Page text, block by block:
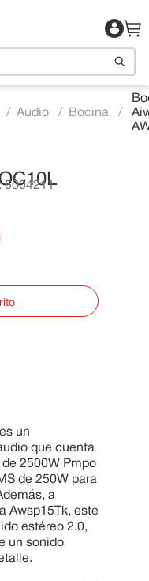
Audio Bocina
:5004211
un
que cuenta
2500W Pmpo
de 250W para
a
Awsp15Tk, este
estéreo 2.0,
un sonido